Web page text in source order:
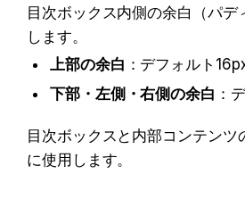
目次ボックス内側の余白（パ
します。
上部の余白 ：デフォルト
下部・左側・右側の余白 ：
目次ボックスと内部コンテン
に使用します。